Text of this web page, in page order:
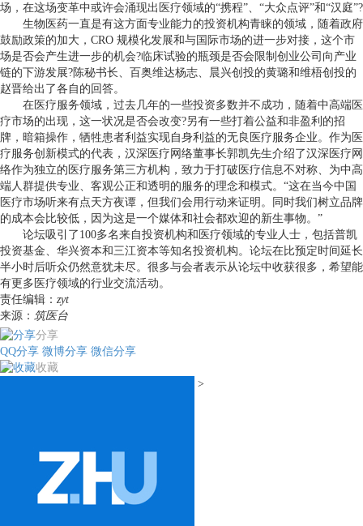
场，在这场变革中或许会涌现出医疗领域的“携程”、“大众点评”和“汉庭”?
生物医药一直是有这方面专业能力的投资机构青睐的领域，随着政府
鼓励政策的加大，CRO 规模化发展和与国际市场的进一步对接，这个市
场是否会产生进一步的机会?临床试验的瓶颈是否会限制创业公司向产业
链的下游发展?陈秘书长、百奥维达杨志、晨兴创投的黄璐和维梧创投的
赵晋给出了各自的回答。
在医疗服务领域，过去几年的一些投资多数并不成功，随着中高端医
疗市场的出现，这一状况是否会改变?另有一些打着公益和非盈利的招
牌，暗箱操作，牺牲患者利益实现自身利益的无良医疗服务企业。作为医
疗服务创新模式的代表，汉深医疗网络董事长郭凯先生介绍了汉深医疗网
络作为独立的医疗服务第三方机构，致力于打破医疗信息不对称、为中高
端人群提供专业、客观公正和透明的服务的理念和模式。“这在当今中国
医疗市场听来有点天方夜谭，但我们会用行动来证明。同时我们树立品牌
的成本会比较低，因为这是一个媒体和社会都欢迎的新生事物。”
论坛吸引了100多名来自投资机构和医疗领域的专业人士，包括普凯
投资基金、华兴资本和三江资本等知名投资机构。论坛在比预定时间延长
半小时后听众仍然意犹未尽。很多与会者表示从论坛中收获很多，希望能
有更多医疗领域的行业交流活动。
责任编辑： zyt
来源： 筑医台
分享
QQ分享 微博分享 微信分享
收藏
>